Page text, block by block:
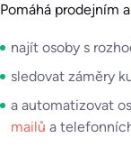
Pomáhá prodejním
najít osoby s
sledovat záměry
a automatizovat
mailů a